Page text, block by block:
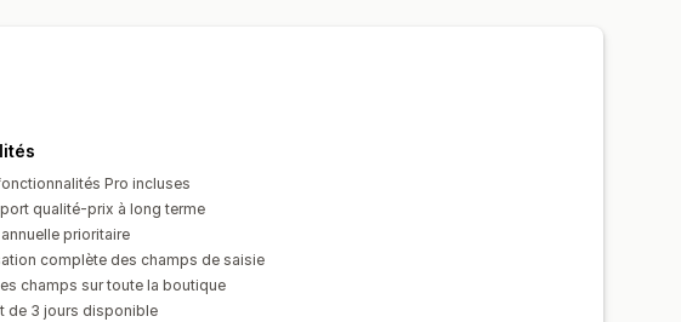
Pro incluses
qualité-prix à long terme
prioritaire
complète des champs de saisie
champs sur toute la boutique
de 3 jours disponible